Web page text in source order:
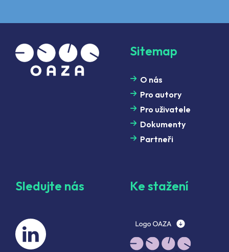
Sitemap
O nás
Pro autory
Pro uživatele
Dokumenty
Partneři
Sledujte nás Ke stažení